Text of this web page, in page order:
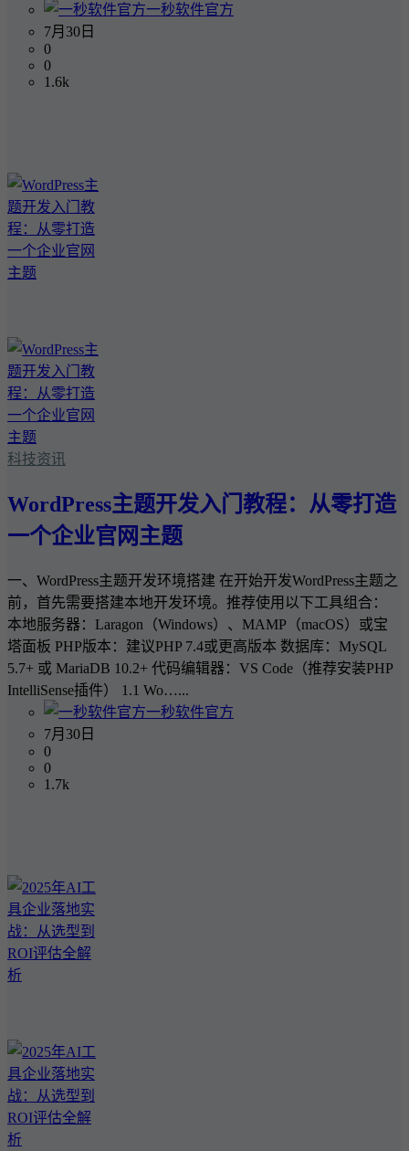
一秒软件官方
7月30日
0
0
1.6k
科技资讯
WordPress主题开发入门教程：从零打造
一个企业官网主题
一、WordPress主题开发环境搭建 在开始开发WordPress主题之
前，首先需要搭建本地开发环境。推荐使用以下工具组合：
本地服务器：Laragon（Windows）、MAMP（macOS）或宝
塔面板 PHP版本：建议PHP 7.4或更高版本 数据库：MySQL
5.7+ 或 MariaDB 10.2+ 代码编辑器：VS Code（推荐安装PHP
IntelliSense插件） 1.1 Wo…...
一秒软件官方
7月30日
0
0
1.7k